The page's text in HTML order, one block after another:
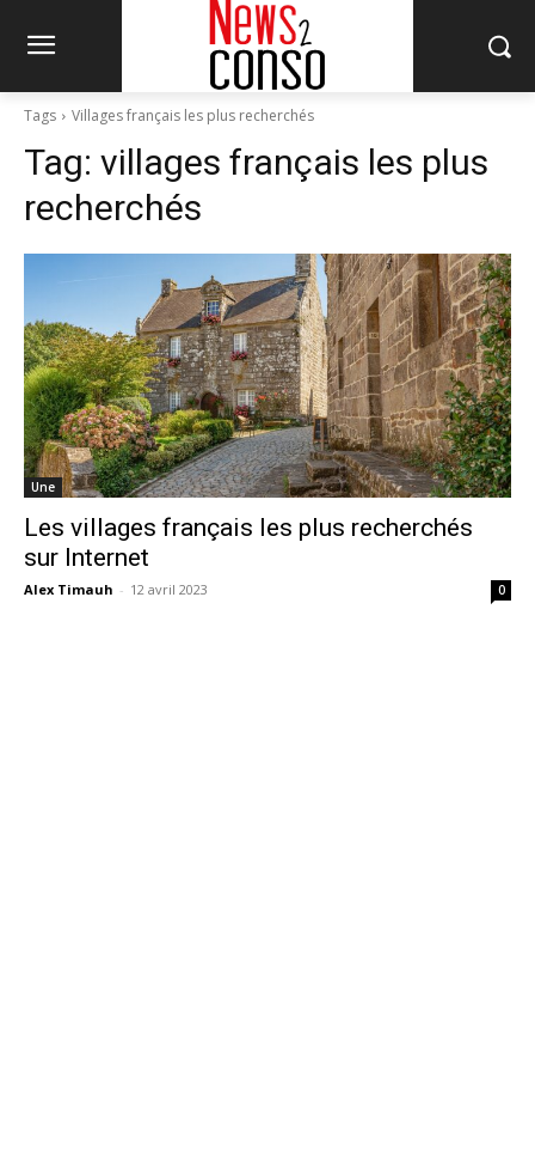
Tags Villages français les plus recherchés
Tag: villages français les plus
recherchés
Une
Les villages français les plus recherchés
sur Internet
Alex Timauh - 12 avril 2023 0